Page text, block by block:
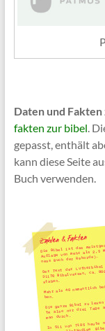
Daten und
fakten zur bibel .
gepasst, enthält
kann diese Seite
Buch verwenden.